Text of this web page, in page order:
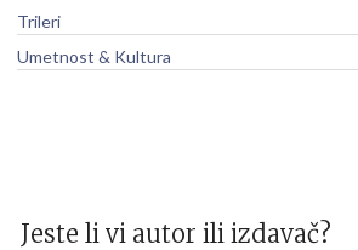
Trileri
Umetnost & Kultura
Jeste li vi autor ili izdavač?